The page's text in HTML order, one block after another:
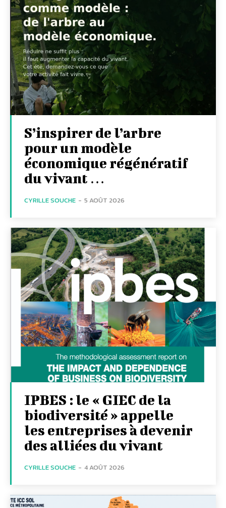
S’inspirer de l’arbre
pour un modèle
économique régénératif
du vivant …
CYRILLE SOUCHE - 5 AOÛT 2026
IPBES : le « GIEC de la
biodiversité » appelle
les entreprises à devenir
des alliées du vivant
CYRILLE SOUCHE - 4 AOÛT 2026